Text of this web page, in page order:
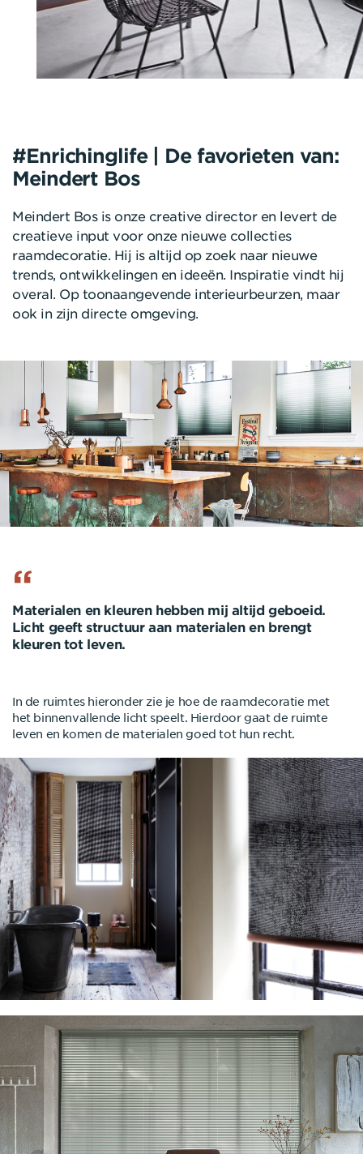
#Enrichinglife | De favorieten van:
Meindert Bos
Meindert Bos is onze creative director en levert de
creatieve input voor onze nieuwe collecties
raamdecoratie. Hij is altijd op zoek naar nieuwe
trends, ontwikkelingen en ideeën. Inspiratie vindt hij
overal. Op toonaangevende interieurbeurzen, maar
ook in zijn directe omgeving.
Materialen en kleuren hebben mij altijd geboeid.
Licht geeft structuur aan materialen en brengt
kleuren tot leven.
In de ruimtes hieronder zie je hoe de raamdecoratie met
het binnenvallende licht speelt. Hierdoor gaat de ruimte
leven en komen de materialen goed tot hun recht.